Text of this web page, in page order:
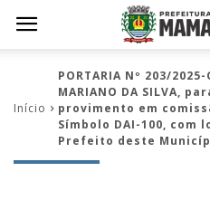
Início
PORTARIA Nº 203/
MARIANO DA SILVA,
provimento em
Símbolo DAI-100, com
Prefeito deste